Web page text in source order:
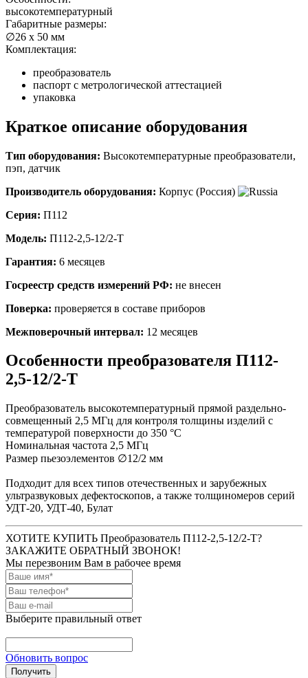
высокотемпературный
Габаритные размеры:
∅26 х 50 мм
Комплектация:
преобразователь
паспорт с метрологической аттестацией
упаковка
Краткое описание оборудования
Тип оборудования: Высокотемпературные преобразователи,
пэп, датчик
Производитель оборудования: Корпус (Россия)
Серия: П112
Модель: П112-2,5-12/2-Т
Гарантия: 6 месяцев
Госреестр средств измерений РФ: не внесен
Поверка: проверяется в составе приборов
Межповерочный интервал: 12 месяцев
Особенности преобразователя П112-
2,5-12/2-Т
Преобразователь высокотемпературный прямой раздельно-
совмещенный 2,5 МГц для контроля толщины изделий с
температурой поверхности до 350 °С
Номинальная частота 2,5 МГц
Размер пьезоэлементов ∅12/2 мм
Подходит для всех типов отечественных и зарубежных
ультразвуковых дефектоскопов, а также толщиномеров серий
УДТ-20, УДТ-40, Булат
ХОТИТЕ КУПИТЬ Преобразователь П112-2,5-12/2-Т?
ЗАКАЖИТЕ ОБРАТНЫЙ ЗВОНОК!
Мы перезвоним Вам в рабочее время
Выберите правильный ответ
Обновить вопрос